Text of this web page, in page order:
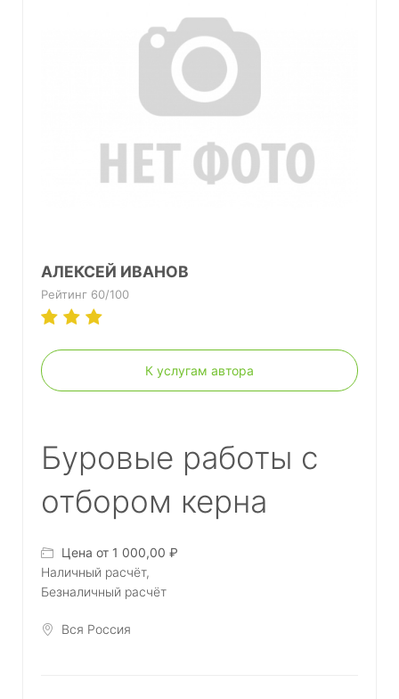
АЛЕКСЕЙ ИВАНОВ
Рейтинг 60/100
К услугам автора
Буровые работы с
отбором керна
Цена от 1 000,00 ₽
Наличный расчёт,
Безналичный расчёт
Вся Россия